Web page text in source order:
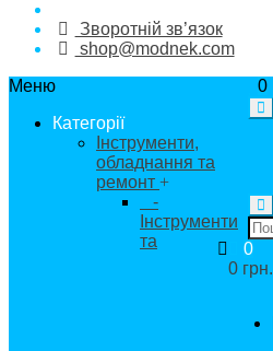
Зворотній зв’язок
shop@modnek.com
0
0
0 грн.
Меню
Категорії
Інструменти,
обладнання та
ремонт +
-
Інструменти
та